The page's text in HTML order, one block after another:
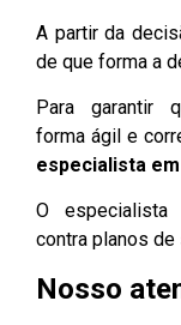
A partir da
de que forma a
Para garantir
forma ágil e
especialista
O especialista
contra planos de
Nosso